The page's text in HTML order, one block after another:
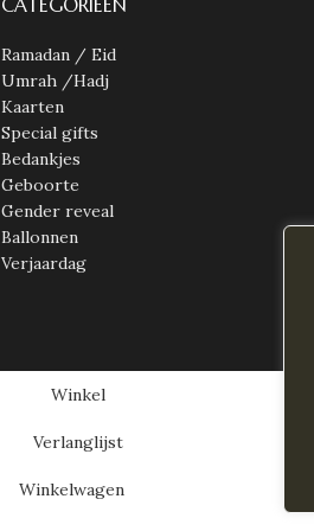
Ramadan / Eid
Umrah /Hadj
Kaarten
Special gifts
Bedankjes
Geboorte
Gender reveal
Ballonnen
Verjaardag
Winkel
Verlanglijst
Winkelwagen